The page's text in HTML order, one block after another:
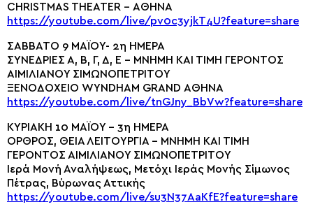
CHRISTMAS THEATER – ΑΘΗΝΑ
https://youtube.com/live/pv0c3yjkT4U?feature=share
ΣΑΒΒΑΤΟ 9 ΜΑΪΟΥ- 2η ΗΜΕΡΑ
ΣΥΝΕΔΡΙΕΣ Α, Β, Γ, Δ, Ε – MNHMH KAI TIMH ΓΕΡΟΝΤΟΣ
ΑΙΜΙΛΙΑΝΟΥ ΣΙΜΩΝΟΠΕΤΡΙΤΟΥ
ΞΕΝΟΔΟΧΕΙΟ WYNDHAM GRAND ΑΘΗΝΑ
https://youtube.com/live/tnGJny_BbVw?feature=share
ΚΥΡΙΑΚΗ 10 ΜΑΪΟΥ – 3η ΗΜΕΡΑ
ΟΡΘΡΟΣ, ΘΕΙΑ ΛΕΙΤΟΥΡΓΙΑ – MNHMH KAI TIMH
ΓΕΡΟΝΤΟΣ ΑΙΜΙΛΙΑΝΟΥ ΣΙΜΩΝΟΠΕΤΡΙΤΟΥ
Ιερά Μονή Αναλήψεως, Μετόχι Ιεράς Μονής Σίμωνος
Πέτρας, Βύρωνας Αττικής
https://youtube.com/live/su3N37AaKfE?feature=share